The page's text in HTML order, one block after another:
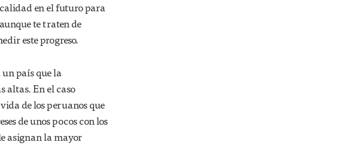
en el futuro para
te traten de
este progreso.
país que la
altas. En el caso
de los peruanos que
de unos pocos con los
asignan la mayor